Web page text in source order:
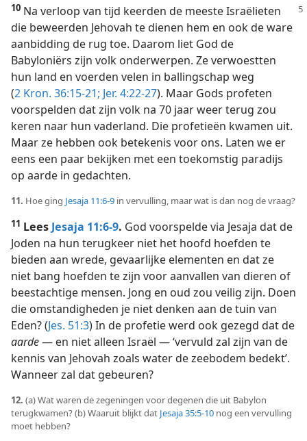
10 Na verloop van tijd keerden de meeste Israëlieten
die beweerden Jehovah te dienen hem en ook de ware
aanbidding de rug toe. Daarom liet God de
Babyloniërs zijn volk onderwerpen. Ze verwoestten
hun land en voerden velen in ballingschap weg
(2 Kron. 36:15-21; Jer. 4:22-27). Maar Gods profeten
voorspelden dat zijn volk na 70 jaar weer terug zou
keren naar hun vaderland. Die profetieën kwamen uit.
Maar ze hebben ook betekenis voor ons. Laten we er
eens een paar bekijken met een toekomstig paradijs
op aarde in gedachten.
11. Hoe ging Jesaja 11:6-9 in vervulling, maar wat is dan nog de vraag?
11 LeesJesaja 11:6-9. God voorspelde via Jesaja dat de
Joden na hun terugkeer niet het hoofd hoefden te
bieden aan wrede, gevaarlijke elementen en dat ze
niet bang hoefden te zijn voor aanvallen van dieren of
beestachtige mensen. Jong en oud zou veilig zijn. Doen
die omstandigheden je niet denken aan de tuin van
Eden? (Jes. 51:3) In de profetie werd ook gezegd dat de
aarde— en niet alleen Israël — ‘vervuld zal zijn van de
kennis van Jehovah zoals water de zeebodem bedekt’.
Wanneer zal dat gebeuren?
12. (a) Wat waren de zegeningen voor degenen die uit Babylon
terugkwamen? (b) Waaruit blijkt dat Jesaja 35:5-10 nog een vervulling
moet hebben?